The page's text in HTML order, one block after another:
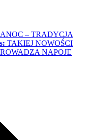
– TRADYCJA
TAKIEJ NOWOŚCI
NAPOJE